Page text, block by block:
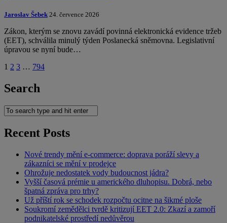
Jaroslav Šebek 24. července 2026
Zákon, kterým se znovu zavádí povinná elektronická evidence tržeb
(EET), schválila minulý týden Poslanecká sněmovna. Legislativní
úpravou se nyní bude…
1 2 3 … 794
Search
Recent Posts
Nové trendy mění e-commerce: doprava poráží slevy a
zákazníci se mění v prodejce
Ohrožuje nedostatek vody budoucnost jádra?
Vyšší časová prémie u amerického dluhopisu. Dobrá, nebo
špatná zpráva pro trhy?
Už příští rok se schodek rozpočtu ocitne na šikmé ploše
Soukromí zemědělci tvrdě kritizují EET 2.0: Zkazí a zamoří
podnikatelské prostředí nedůvěrou